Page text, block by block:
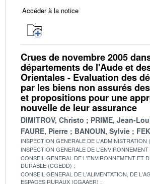
Accéder à la notice
Crues de novembre 2005
départements de l'Aude et
Orientales - Evaluation des
par les biens non assurés
et propositions pour une
nouvelle de leur assurance
DIMITROV, Christo
PRIME, Jean-
FAURE, Pierre
BANOUN, Sylvie
INSPECTION GENERALE DE L'ADMINISTRATION
INSPECTION GENERALE DE L'ENVIRONNEMENT
CONSEIL GENERAL DE L'ENVIRONNEMENT ET
DURABLE (CGEDD)
CONSEIL GENERAL DE L'ALIMENTATION, DE
ESPACES RURAUX (CGAAER)